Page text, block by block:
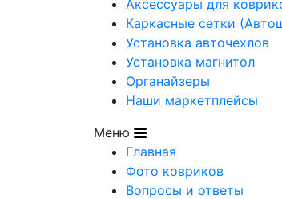
Аксессуары для
Каркасные сетки
Установка авточехлов
Установка магнитол
Органайзеры
Наши маркетплейсы
Меню
Главная
Фото ковриков
Вопросы и ответы